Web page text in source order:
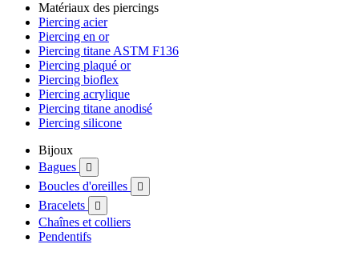
Matériaux des piercings
Piercing acier
Piercing en or
Piercing titane ASTM F136
Piercing plaqué or
Piercing bioflex
Piercing acrylique
Piercing titane anodisé
Piercing silicone
Bijoux
Bagues

Boucles d'oreilles 
Bracelets 
Chaînes et colliers
Pendentifs